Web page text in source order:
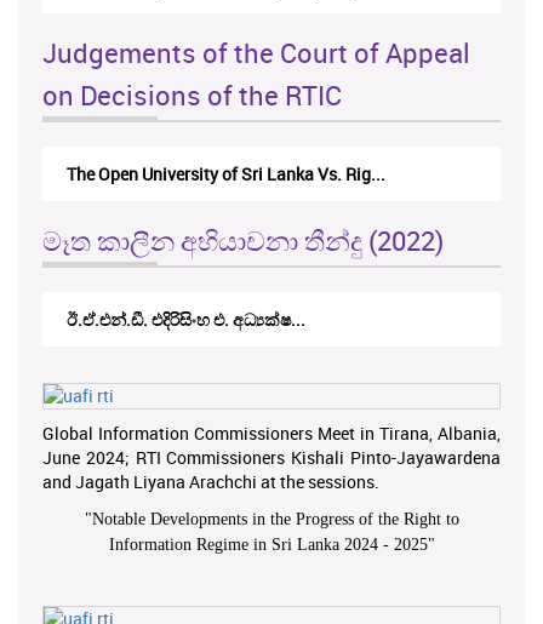
Judgements of the Court of Appeal
on Decisions of the RTIC
The Open University of Sri Lanka Vs. Rig...
මෑත කාලීන අභියාචනා තීන්දු (2022)
ඊ.ඒ.එන්.ඩී. එදිරිසිංහ එ. අධ්‍යක්ෂ...
Global Information Commissioners Meet in Tirana, Albania,
June 2024; RTI Commissioners Kishali Pinto-Jayawardena
and Jagath Liyana Arachchi at the sessions.
"Notable Developments in the Progress of the Right to
Information Regime in Sri Lanka 2024 - 2025"